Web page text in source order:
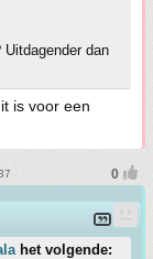
dan
is voor een
het volgende: